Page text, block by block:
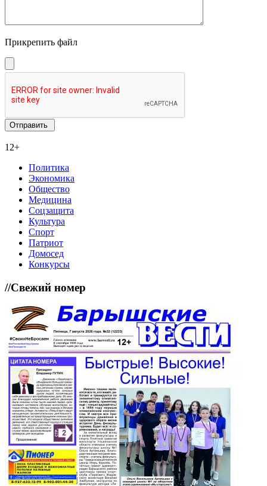
Прикрепить файл
12+
Политика
Экономика
Общество
Медицина
Соцзащита
Культура
Спорт
Патриот
Домосед
Конкурсы
//Свежий номер